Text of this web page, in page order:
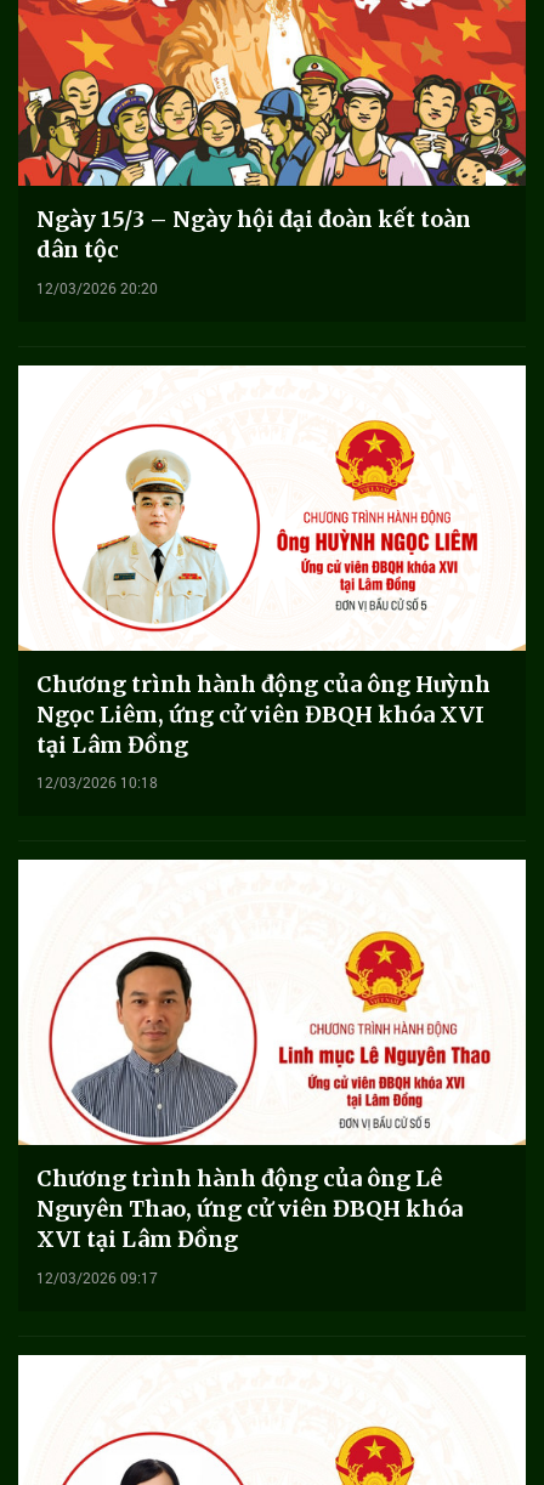
Ngày 15/3 – Ngày hội đại đoàn kết toàn
dân tộc
12/03/2026 20:20
Chương trình hành động của ông Huỳnh
Ngọc Liêm, ứng cử viên ĐBQH khóa XVI
tại Lâm Đồng
12/03/2026 10:18
Chương trình hành động của ông Lê
Nguyên Thao, ứng cử viên ĐBQH khóa
XVI tại Lâm Đồng
12/03/2026 09:17